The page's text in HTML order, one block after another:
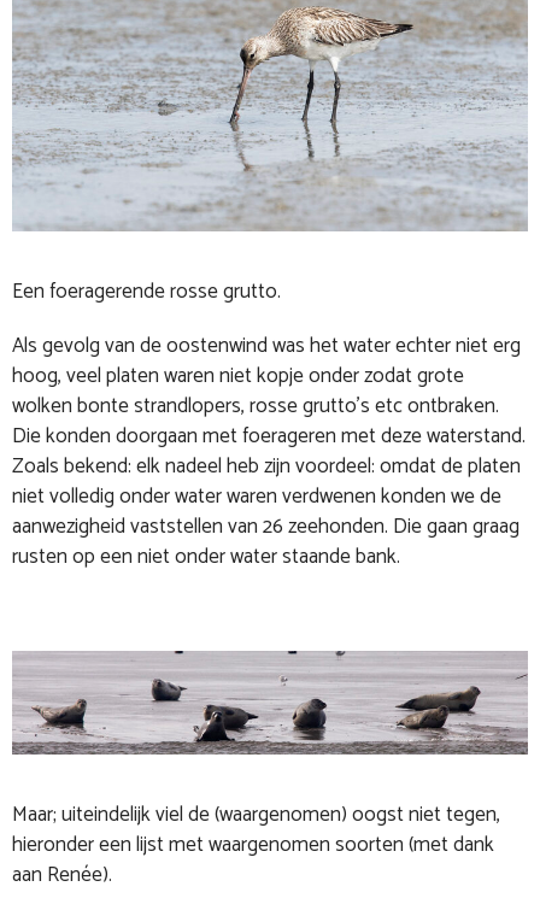
Een foeragerende rosse grutto.
Als gevolg van de oostenwind was het water echter niet erg
hoog, veel platen waren niet kopje onder zodat grote
wolken bonte strandlopers, rosse grutto’s etc ontbraken.
Die konden doorgaan met foerageren met deze waterstand.
Zoals bekend: elk nadeel heb zijn voordeel: omdat de platen
niet volledig onder water waren verdwenen konden we de
aanwezigheid vaststellen van 26 zeehonden. Die gaan graag
rusten op een niet onder water staande bank.
Maar; uiteindelijk viel de (waargenomen) oogst niet tegen,
hieronder een lijst met waargenomen soorten (met dank
aan Renée).